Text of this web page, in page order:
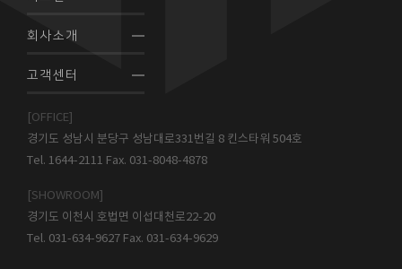
회사소개
고객센터
[OFFICE]
경기도 성남시 분당구 성남대로331번길 8 킨스타워 504호
Tel. 1644-2111 Fax. 031-8048-4878
[SHOWROOM]
경기도 이천시 호법면 이섭대천로22-20
Tel. 031-634-9627 Fax. 031-634-9629